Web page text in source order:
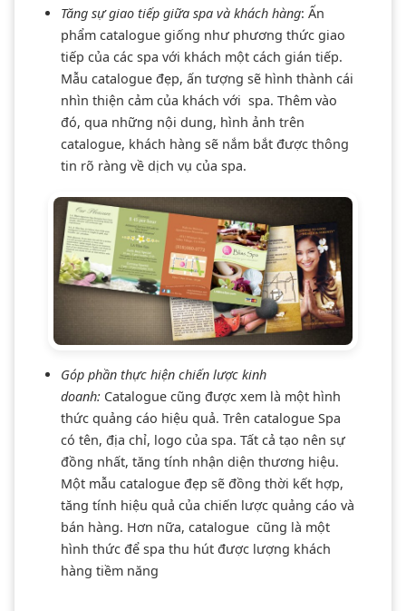
Tăng sự giao tiếp giữa spa và khách hàng: Ấn
phẩm catalogue giống như phương thức giao
tiếp của các spa với khách một cách gián tiếp.
Mẫu catalogue đẹp, ấn tượng sẽ hình thành cái
nhìn thiện cảm của khách với spa. Thêm vào
đó, qua những nội dung, hình ảnh trên
catalogue, khách hàng sẽ nắm bắt được thông
tin rõ ràng về dịch vụ của spa.
Góp phần thực hiện chiến lược kinh
doanh: Catalogue cũng được xem là một hình
thức quảng cáo hiệu quả. Trên catalogue Spa
có tên, địa chỉ, logo của spa. Tất cả tạo nên sự
đồng nhất, tăng tính nhận diện thương hiệu.
Một mẫu catalogue đẹp sẽ đồng thời kết hợp,
tăng tính hiệu quả của chiến lược quảng cáo và
bán hàng. Hơn nữa, catalogue cũng là một
hình thức để spa thu hút được lượng khách
hàng tiềm năng